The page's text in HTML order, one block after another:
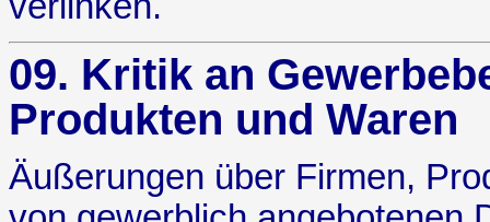
09. Kritik an
Produkten und Waren
Äußerungen über Firmen,